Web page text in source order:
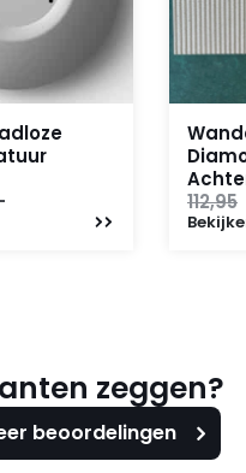
112,95
zeggen?
beoordelingen